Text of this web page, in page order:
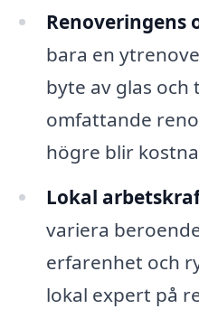
Renoveringens
bara en
byte av glas och
omfattande
högre blir
Lokal
variera
erfarenhet och
lokal expert på